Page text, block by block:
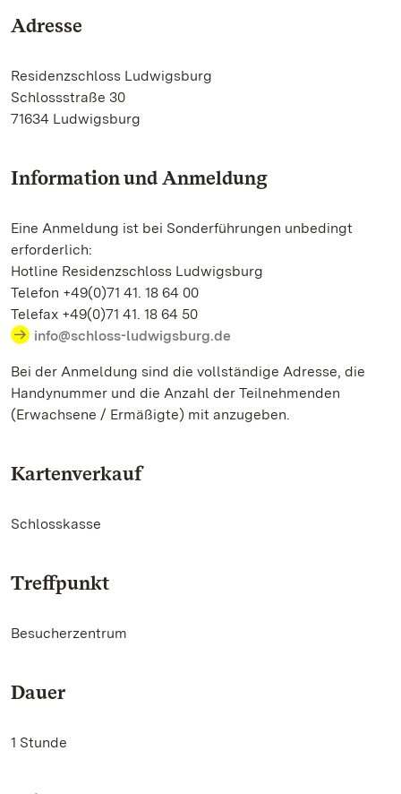
Adresse
Residenzschloss Ludwigsburg
Schlossstraße 30
71634 Ludwigsburg
Information und Anmeldung
Eine Anmeldung ist bei Sonderführungen unbedingt
erforderlich:
Hotline Residenzschloss Ludwigsburg
Telefon +49(0)71 41. 18 64 00
Telefax +49(0)71 41. 18 64 50
info@schloss-ludwigsburg.de
Bei der Anmeldung sind die vollständige Adresse, die
Handynummer und die Anzahl der Teilnehmenden
(Erwachsene / Ermäßigte) mit anzugeben.
Kartenverkauf
Schlosskasse
Treffpunkt
Besucherzentrum
Dauer
1 Stunde